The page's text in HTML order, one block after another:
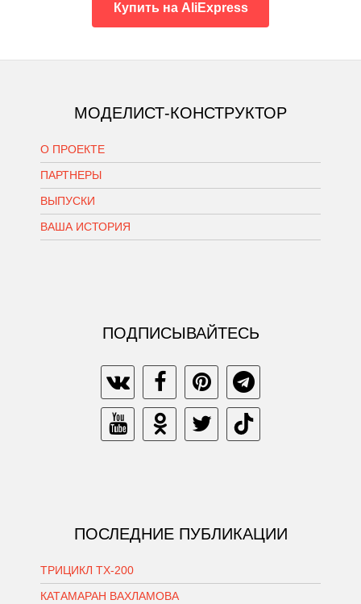
Купить на AliExpress
МОДЕЛИСТ-КОНСТРУКТОР
О ПРОЕКТЕ
ПАРТНЕРЫ
ВЫПУСКИ
ВАША ИСТОРИЯ
ПОДПИСЫВАЙТЕСЬ
ПОСЛЕДНИЕ ПУБЛИКАЦИИ
ТРИЦИКЛ ТХ-200
КАТАМАРАН ВАХЛАМОВА